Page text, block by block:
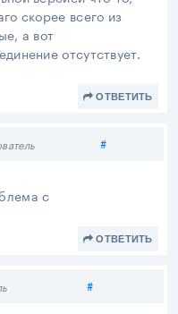
скорее всего из
а вот
отсутствует.
ОТВЕТИТЬ
#
с
ОТВЕТИТЬ
#Поделиться